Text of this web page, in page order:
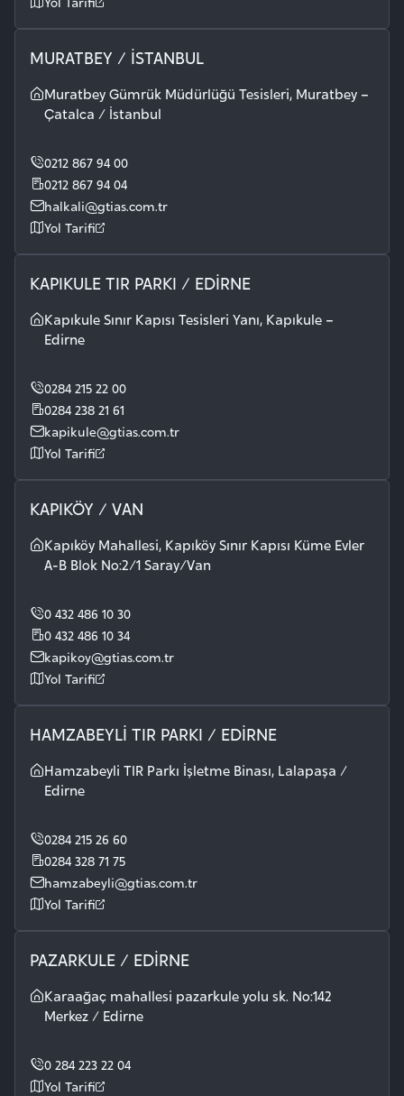
MURATBEY / İSTANBUL
Muratbey Gümrük Müdürlüğü Tesisleri, Muratbey –
Çatalca / İstanbul
0212 867 94 00
0212 867 94 04
halkali@gtias.com.tr
Yol Tarifi
KAPIKULE TIR PARKI / EDİRNE
Kapıkule Sınır Kapısı Tesisleri Yanı, Kapıkule –
Edirne
0284 215 22 00
0284 238 21 61
kapikule@gtias.com.tr
Yol Tarifi
KAPIKÖY / VAN
Kapıköy Mahallesi, Kapıköy Sınır Kapısı Küme Evler
A-B Blok No:2/1 Saray/Van
0 432 486 10 30
0 432 486 10 34
kapikoy@gtias.com.tr
Yol Tarifi
HAMZABEYLİ TIR PARKI / EDİRNE
Hamzabeyli TIR Parkı İşletme Binası, Lalapaşa /
Edirne
0284 215 26 60
0284 328 71 75
hamzabeyli@gtias.com.tr
Yol Tarifi
PAZARKULE / EDİRNE
Karaağaç mahallesi pazarkule yolu sk. No:142
Merkez / Edirne
0 284 223 22 04
Yol Tarifi